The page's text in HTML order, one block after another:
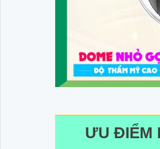
ƯU ĐIỂM